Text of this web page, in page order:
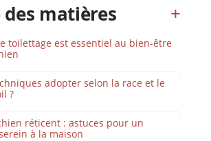
des matières
toilettage est essentiel au bien-être
adopter selon la race et le
?
réticent : astuces pour un
à la maison